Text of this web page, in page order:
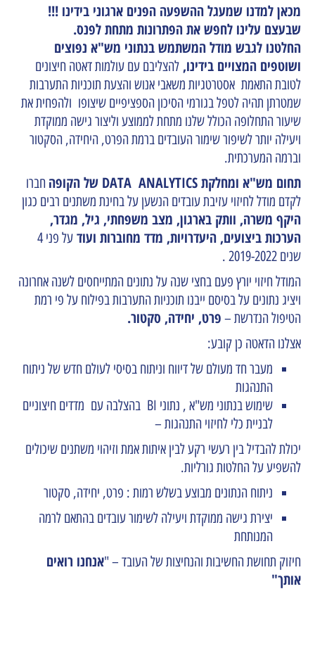
מכאן למדנו שמעגל ההשפעה הפנים ארגוני בידינו !!!
שבעצם עלינו לחפש את הפתרונות מתחת לפנס.
החלטנו לגבש מודל המשתמש בנתוני מש"א נפוצים
ושוטפים המצויים בידינו, להצליבם עם עולמות דאטה חיצונים
לטובת התאמת אסטרטגיות משאבי אנוש והצעת תוכניות התערבות
שמטרתן תהיה לטפל בגורמי הסיכון הספציפיים שיצופו ולהפחית את
שיעור התחלופה הכולל שלנו מתחת לממוצע וליצור גישה ממוקדת
ויעילה יותר לשיפור שימור העובדים ברמת הפרט, היחידה, הסקטור
וברמה המערכתית.
תחום מש"א ומחלקת DATA ANALYTICS של הקופה
חברו
לקדם מודל לחיזוי עזיבת עובדים הנשען על בחינת משתנים רבים כגון
היקף משרה, וותק בארגון, מצב משפחתי, גיל, מגדר,
הערכות ביצועים, היעדרויות, מדד מחוברות ועוד
על פני 4
שנים 2019-2022 .
המודל חיזוי יורץ פעם בחצי שנה על נתונים המתייחסים לשנה אחרונה
ויציג נתונים על בסיסם ייבנו תוכניות התערבות בפילוח על פי רמת
הטיפול הנדרשת – פרט, יחידה, סקטור.
אצלנו הדאטה כן קובע:
מעבר חד מעולם של דיווח וניתוח בסיסי לעולם חדש של ניתוח
התנהגות
שימוש בנתוני מש"א , נתוני BI בהצלבה עם מדדים חיצוניים
לבניית כלי לחיזוי התנהגות –
יכולת להבדיל בין רעשי רקע לבין איתות אמת וזיהוי משתנים שיכולים
להשפיע על החלטות גורליות.
ניתוח הנתונים מבוצע בשלש רמות : פרט, יחידה, סקטור
יצירת גישה ממוקדת ויעילה לשימור עובדים בהתאם לרמה
המנותחת
חיזוק תחושת החשיבות והנחיצות של העובד – "אנחנו רואים
אותך"